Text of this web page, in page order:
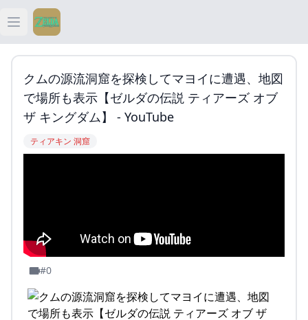
Open main menu
ティアキン
ティアキン 祠
クムの源流洞窟を探検してマヨイに遭遇、地図
で場所も表示【ゼルダの伝説 ティアーズ オブ
ザ キングダム】 - YouTube
ティアキン 洞窟
#0